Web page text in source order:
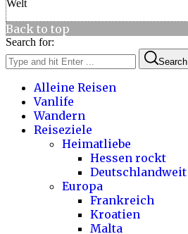
Welt
Back to top
Search for:
Search
Alleine Reisen
Vanlife
Wandern
Reiseziele
Heimatliebe
Hessen rockt
Deutschlandweit
Europa
Frankreich
Kroatien
Malta